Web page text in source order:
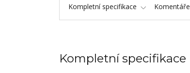
Kompletní specifikace Komentáře
Kompletní specifikace